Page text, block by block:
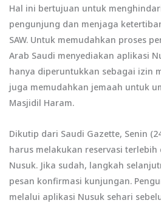
Hal ini bertujuan untuk
pengunjung dan menjaga
SAW. Untuk memudahkan proses
Arab Saudi menyediakan aplikasi
hanya diperuntukkan sebagai izin
juga memudahkan jemaah untuk
Masjidil Haram.
Dikutip dari Saudi Gazette, Senin
harus melakukan reservasi
Nusuk. Jika sudah, langkah
pesan konfirmasi kunjungan.
melalui aplikasi Nusuk sehari